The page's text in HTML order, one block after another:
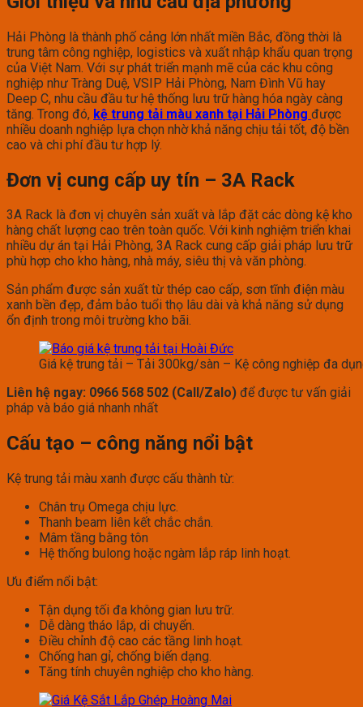
Hải Phòng là thành phố cảng lớn nhất miền Bắc, đồng thời là
trung tâm công nghiệp, logistics và xuất nhập khẩu quan trọng
của Việt Nam. Với sự phát triển mạnh mẽ của các khu công
nghiệp như Tràng Duệ, VSIP Hải Phòng, Nam Đình Vũ hay
Deep C, nhu cầu đầu tư hệ thống lưu trữ hàng hóa ngày càng
tăng. Trong đó, kệ trung tải màu xanh tại Hải Phòng được
nhiều doanh nghiệp lựa chọn nhờ khả năng chịu tải tốt, độ bền
cao và chi phí đầu tư hợp lý.
Đơn vị cung cấp uy tín – 3A Rack
3A Rack là đơn vị chuyên sản xuất và lắp đặt các dòng kệ kho
hàng chất lượng cao trên toàn quốc. Với kinh nghiệm triển khai
nhiều dự án tại Hải Phòng, 3A Rack cung cấp giải pháp lưu trữ
phù hợp cho kho hàng, nhà máy, siêu thị và văn phòng.
Sản phẩm được sản xuất từ thép cao cấp, sơn tĩnh điện màu
xanh bền đẹp, đảm bảo tuổi thọ lâu dài và khả năng sử dụng
ổn định trong môi trường kho bãi.
Giá kệ trung tải – Tải 300kg/sàn – Kệ công nghiệp đa
Liên hệ ngay: 0966 568 502 (Call/Zalo) để được tư vấn giải
pháp và báo giá nhanh nhất
Cấu tạo – công năng nổi bật
Kệ trung tải màu xanh được cấu thành từ:
Chân trụ Omega chịu lực.
Thanh beam liên kết chắc chắn.
Mâm tầng bằng tôn
Hệ thống bulong hoặc ngàm lắp ráp linh hoạt.
Ưu điểm nổi bật:
Tận dụng tối đa không gian lưu trữ.
Dễ dàng tháo lắp, di chuyển.
Điều chỉnh độ cao các tầng linh hoạt.
Chống han gỉ, chống biến dạng.
Tăng tính chuyên nghiệp cho kho hàng.